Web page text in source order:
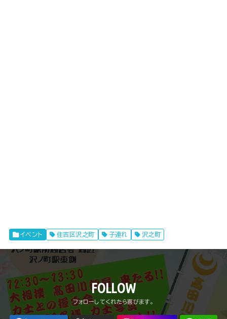
イベント 住吉区沢之町 子連れ 沢之町
FOLLOW